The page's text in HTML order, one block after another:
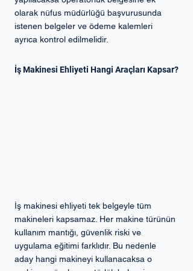
olarak nüfus müdürlüğü başvurusunda
istenen belgeler ve ödeme kalemleri
ayrıca kontrol edilmelidir.
İş Makinesi Ehliyeti Hangi Araçları Kapsar?
İş makinesi ehliyeti tek belgeyle tüm
makineleri kapsamaz. Her makine türünün
kullanım mantığı, güvenlik riski ve
uygulama eğitimi farklıdır. Bu nedenle
aday hangi makineyi kullanacaksa o